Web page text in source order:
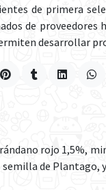
de primera
de
desarrollar
rojo 1,5%,
de Plantago,